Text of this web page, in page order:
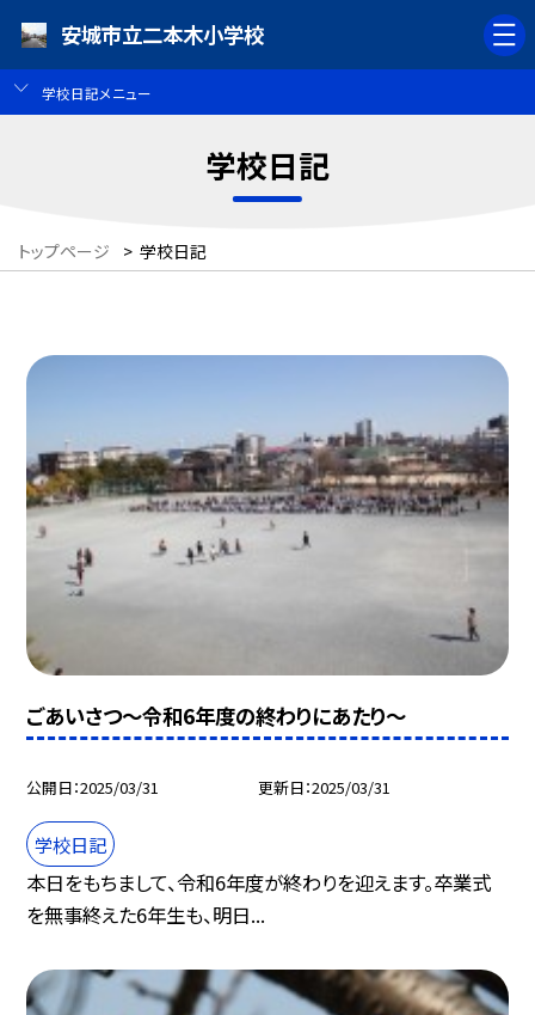
安城市立二本木小学校
学校日記メニュー
学校日記
トップページ > 学校日記
ごあいさつ〜令和6年度の終わりにあたり〜
公開日 2025/03/31 更新日 2025/03/31
学校日記
本日をもちまして、令和6年度が終わりを迎えます。卒業式
を無事終えた6年生も、明日...